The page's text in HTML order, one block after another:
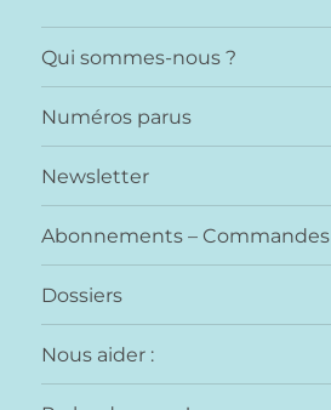
Qui sommes-nous ?
Numéros parus
Newsletter
Abonnements – Commandes
Dossiers
Nous aider :